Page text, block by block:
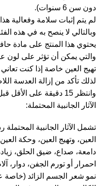
دون سن 6 سنوات).
لم يتم إثبات سلامة وفعالية
وبالتالي لا ينصح به في هذه
يحتوي هذا المنتج على مادة
والتي يمكن أن تؤثر على لون
تهيج العين خاصة إذا كنت
لذلك تأكد من إزالة العدسة
وانتظر 15 دقيقة على الأقل قبل إعادة العدسات اللاصقة.
الآثار الجانبية المحتملة:
تشمل الآثار الجانبية
العين، وتهيج العين، وحكة
دامعة، صداع، ضيق الحلق،
احمرار أو تورم الجفن، دوار،
نمو شعر الجسم الزائد (خاصة